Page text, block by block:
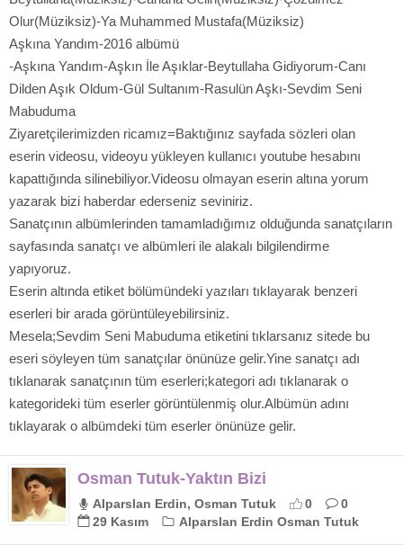
Olur(Müziksiz)-Ya Muhammed Mustafa(Müziksiz)
Aşkına Yandım-2016 albümü
-Aşkına Yandım-Aşkın İle Aşıklar-Beytullaha Gidiyorum-Canı
Dilden Aşık Oldum-Gül Sultanım-Rasulün Aşkı-Sevdim Seni
Mabuduma
Ziyaretçilerimizden ricamız=Baktığınız sayfada sözleri olan
eserin videosu, videoyu yükleyen kullanıcı youtube hesabını
kapattığında silinebiliyor.Videosu olmayan eserin altına yorum
yazarak bizi haberdar ederseniz seviniriz.
Sanatçının albümlerinden tamamladığımız olduğunda sanatçıların
sayfasında sanatçı ve albümleri ile alakalı bilgilendirme
yapıyoruz.
Eserin altında etiket bölümündeki yazıları tıklayarak benzeri
eserleri bir arada görüntüleyebilirsiniz.
Mesela;Sevdim Seni Mabuduma etiketini tıklarsanız sitede bu
eseri söyleyen tüm sanatçılar önünüze gelir.Yine sanatçı adı
tıklanarak sanatçının tüm eserleri;kategori adı tıklanarak o
kategorideki tüm eserler görüntülenmiş olur.Albümün adını
tıklayarak o albümdeki tüm eserler önünüze gelir.
Osman Tutuk-Yaktın Bizi
Alparslan Erdin, Osman Tutuk 0
0
29 Kasım
Alparslan Erdin Osman Tutuk